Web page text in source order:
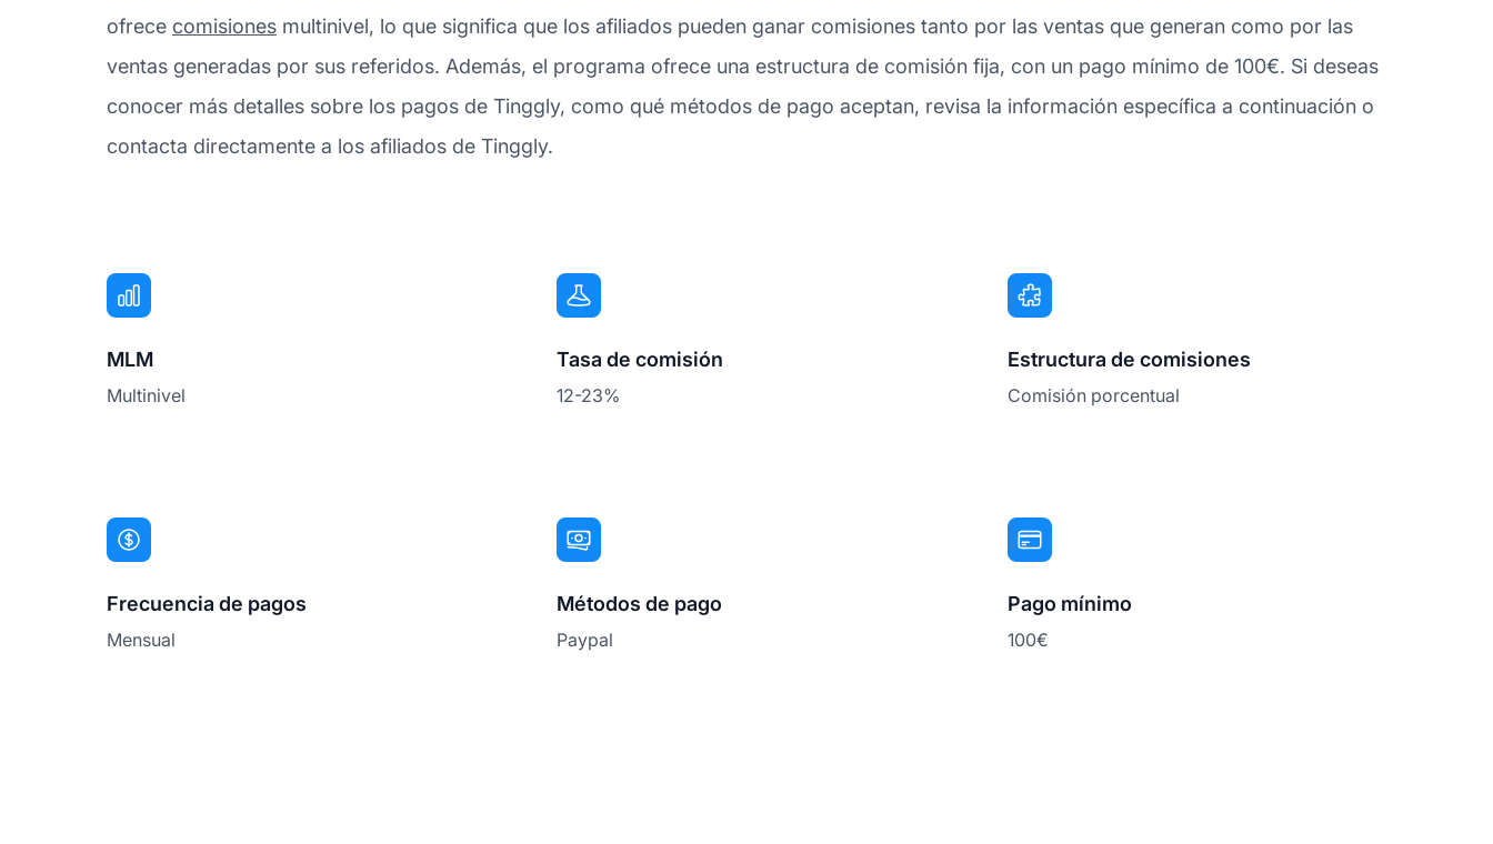
ofrece comisiones multinivel, lo que significa que los afiliados pueden ganar comisiones tanto por las ventas que generan como por las
ventas generadas por sus referidos. Además, el programa ofrece una estructura de comisión fija, con un pago mínimo de 100€. Si deseas
conocer más detalles sobre los pagos de Tinggly, como qué métodos de pago aceptan, revisa la información específica a continuación o
contacta directamente a los afiliados de Tinggly.
MLM
Multinivel
Tasa de comisión
12-23%
Estructura de comisiones
Comisión porcentual
Frecuencia de pagos
Mensual
Métodos de pago
Paypal
Pago mínimo
100€